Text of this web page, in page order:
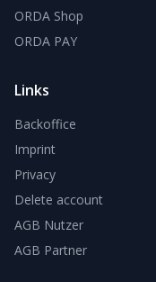
ORDA Shop
ORDA PAY
Links
Backoffice
Imprint
Privacy
Delete account
AGB Nutzer
AGB Partner